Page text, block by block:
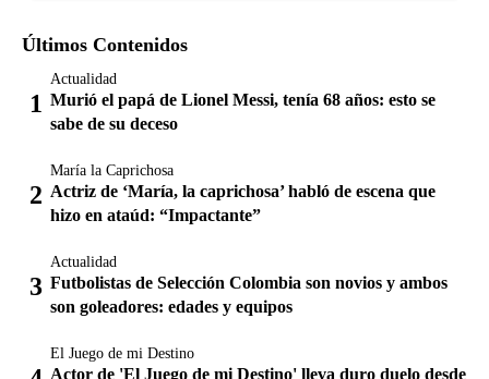
Últimos Contenidos
Actualidad
Murió el papá de Lionel Messi, tenía 68 años: esto se
sabe de su deceso
María la Caprichosa
Actriz de ‘María, la caprichosa’ habló de escena que
hizo en ataúd: “Impactante”
Actualidad
Futbolistas de Selección Colombia son novios y ambos
son goleadores: edades y equipos
El Juego de mi Destino
Actor de 'El Juego de mi Destino' lleva duro duelo desde